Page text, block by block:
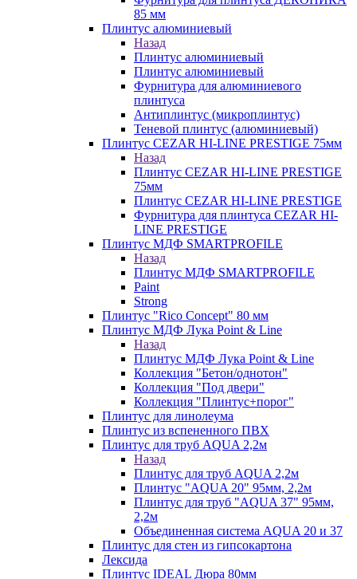
85 мм
Плинтус алюминиевый
Назад
Плинтус алюминиевый
Плинтус алюминиевый
Фурнитура для алюминиевого
плинтуса
Антиплинтус (микроплинтус)
Теневой плинтус (алюминиевый)
Плинтус CEZAR HI-LINE PRESTIGE 75мм
Назад
Плинтус CEZAR HI-LINE PRESTIGE
75мм
Плинтус CEZAR HI-LINE PRESTIGE
Фурнитура для плинтуса CEZAR HI-
LINE PRESTIGE
Плинтус МДФ SMARTPROFILE
Назад
Плинтус МДФ SMARTPROFILE
Paint
Strong
Плинтус "Rico Concept" 80 мм
Плинтус МДФ Лука Point & Line
Назад
Плинтус МДФ Лука Point & Line
Коллекция "Бетон/однотон"
Коллекция "Под двери"
Коллекция "Плинтус+порог"
Плинтус для линолеума
Плинтус из вспененного ПВХ
Плинтус для труб AQUA 2,2м
Назад
Плинтус для труб AQUA 2,2м
Плинтус "AQUA 20" 95мм, 2,2м
Плинтус для труб "AQUA 37" 95мм,
2,2м
Объединенная система AQUA 20 и 37
Плинтус для стен из гипсокартона
Лексида
Плинтус IDEAL Дюра 80мм